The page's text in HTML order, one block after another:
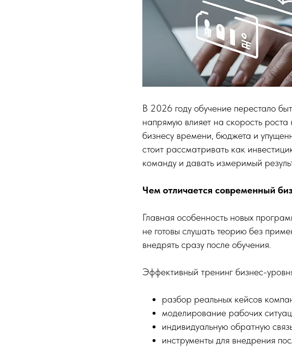
В 2026 году обучение перестало
напрямую влияет на скорость
бизнесу времени, бюджета и
стоит рассматривать как
команду и давать измеримый
Чем отличается современный
Главная особенность новых
не готовы слушать теорию без
внедрять сразу после обучения.
Эффективный тренинг бизнес-
разбор реальных кейсов
моделирование рабочих
индивидуальную обратную
инструменты для внедрения